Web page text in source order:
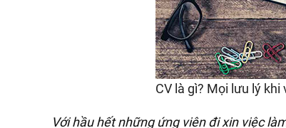
CV là gì? Mọi lưu lý
Với hầu hết những ứng viên đi xin việc